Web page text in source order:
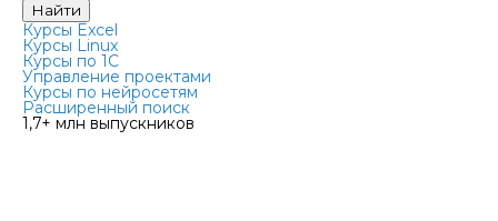
Найти
Курсы Excel
Курсы Linux
Курсы по 1С
Управление проектами
Курсы по нейросетям
Расширенный поиск
1,7+ млн выпускников